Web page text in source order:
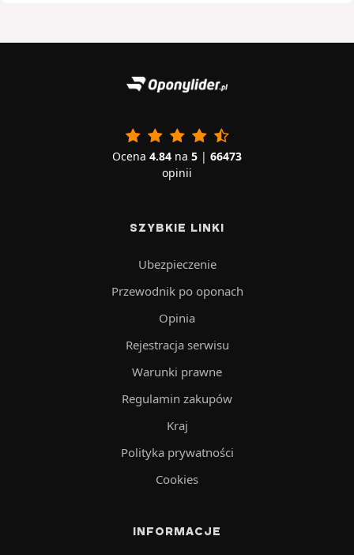
Ocena 4.84 na 5 | 66473
opinii
SZYBKIE LINKI
Ubezpieczenie
Przewodnik po oponach
Opinia
Rejestracja serwisu
Warunki prawne
Regulamin zakupów
Kraj
Polityka prywatności
Cookies
INFORMACJE